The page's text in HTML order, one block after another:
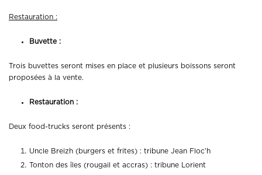
Restauration :
Buvette :
Trois buvettes seront mises en place et plusieurs boissons seront
proposées à la vente.
Restauration :
Deux food-trucks seront présents :
Uncle Breizh (burgers et frites) : tribune Jean Floc’h
Tonton des îles (rougail et accras) : tribune Lorient